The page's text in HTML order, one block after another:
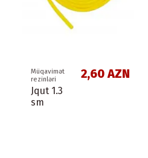
Müqavimət
rezinləri
Jqut 1.3
sm
2,60 AZN